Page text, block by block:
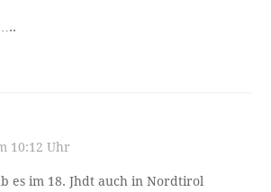
10:12 Uhr
es im 18. Jhdt auch in Nordtirol